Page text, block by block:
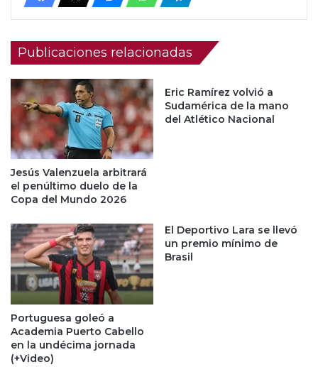
Publicaciones relacionadas
Jesús Valenzuela arbitrará
el penúltimo duelo de la
Copa del Mundo 2026
Eric Ramírez volvió a
Sudamérica de la mano
del Atlético Nacional
Portuguesa goleó a
Academia Puerto Cabello
en la undécima jornada
(+Video)
El Deportivo Lara se llevó
un premio mínimo de
Brasil